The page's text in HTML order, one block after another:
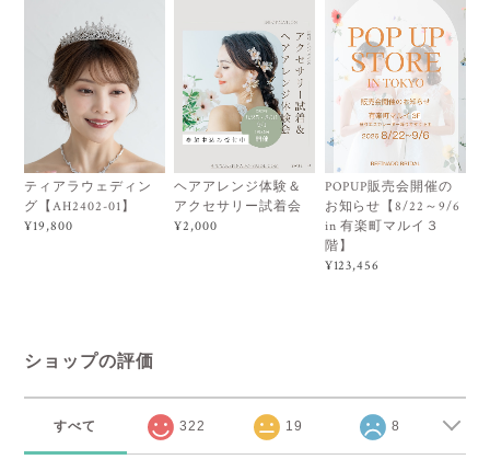
ティアラウェディン
グ【AH2402-01】
¥19,800
ヘアアレンジ体験＆
アクセサリー試着会
¥2,000
POPUP販売会開催の
お知らせ【8/22～9/6
in 有楽町マルイ３
階】
¥123,456
ショップの評価
すべて 322 19 8